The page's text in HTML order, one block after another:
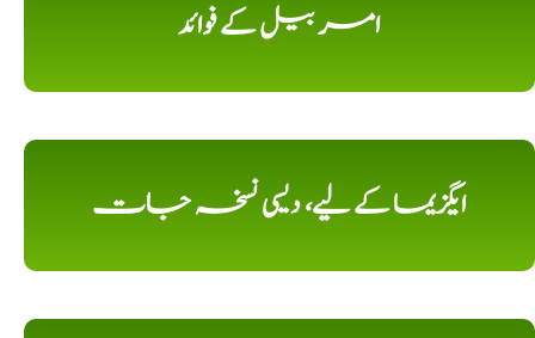
امر بیل کے فوائد
ایگزیما کے لیے، دیسی نسخہ جات